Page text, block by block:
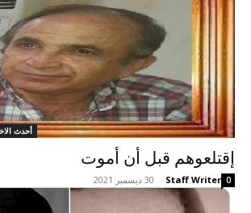
أحدث
إقتلعوهم قبل أن أموت
Staff Writer
- 30 ديسمبر 2021 0